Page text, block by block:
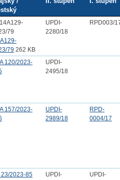
79 262 KB
UPDI-
2280/18
RPD003/
120/2023-
UPDI-
2495/18
157/2023-
UPDI-
2989/18
RPD-
0004/17
23/2023-85
UPDI-
UPDI-